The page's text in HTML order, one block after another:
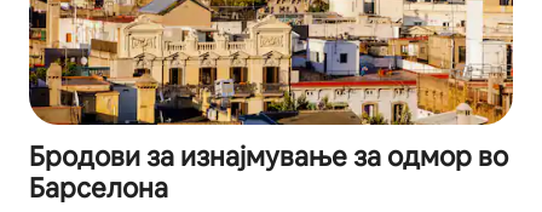
Бродови за изнајмување за одмор во
Барселона